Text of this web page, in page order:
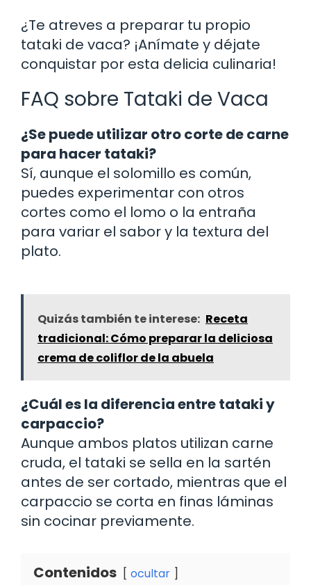
¿Te atreves a preparar tu propio
tataki de vaca? ¡Anímate y déjate
conquistar por esta delicia culinaria!
FAQ sobre Tataki de Vaca
¿Se puede utilizar otro corte de carne
para hacer tataki?
Sí, aunque el solomillo es común,
puedes experimentar con otros
cortes como el lomo o la entraña
para variar el sabor y la textura del
plato.
Quizás también te interese: Receta
tradicional: Cómo preparar la deliciosa
crema de coliflor de la abuela
¿Cuál es la diferencia entre tataki y
carpaccio?
Aunque ambos platos utilizan carne
cruda, el tataki se sella en la sartén
antes de ser cortado, mientras que el
carpaccio se corta en finas láminas
sin cocinar previamente.
Contenidos ocultar